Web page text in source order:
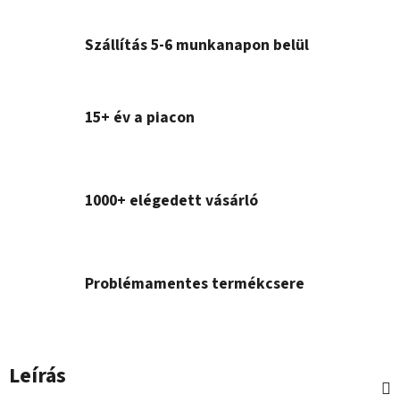
Szállítás 5-6 munkanapon belül
15+ év a piacon
1000+ elégedett vásárló
Problémamentes termékcsere
Leírás